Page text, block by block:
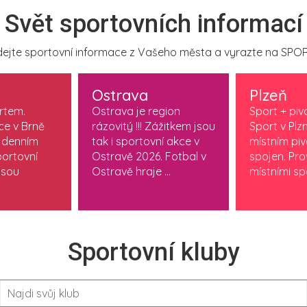
Svět sportovních informací
sportovní informace z Vašeho města a vyrazte na
v Brně
Ostrava
Ostrava je region
rázovitý !!! Zážitkem jsou
tak i sportovní akce v
Ostravě 2026. Fotbal v
Ostravě hraje ...
Plzeň
Sport +
Sport v
místním
spojen.
místními
Sportovní kluby